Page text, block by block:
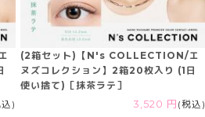
)
(2箱セット)【N's COLLECTION/エ
ヌズコレクション】2箱20枚入り (1日
使い捨て)［抹茶ラテ］
3,520 円 (税込)